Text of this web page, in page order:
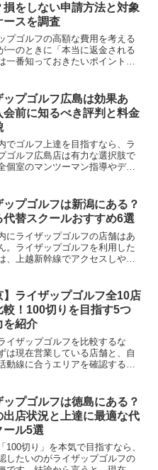
損をしない申請方法と対象
ースを調査
プゴルフの高額な費用を考える
一のときに「本当に返金される
一番知っておきたいポイント。
ザップゴルフの返金制度の要点
スンから30日...
ップゴルフ広島は効果あ
会前に知るべき評判と料金
でゴルフ上達を目指すなら、ラ
ゴルフ広島店は有力な選択肢で
個室のマンツーマン指導やデー
プゴルフ広島店の要点広島店は
区上八丁堀にある...
ップゴルフは新潟にある？
代替スクールおすすめ6選
にライザップゴルフの店舗はあ
。ライザップゴルフを利用した
、上越新幹線でアクセスしやす
100切りやベスト更新を本気で狙
イザップゴル...
】ライザップゴルフ全10店
較！100切りを目指す5つ
を紹介
イザップゴルフを比較するな
は現在営業している店舗と、自
動線に合うエリアを確認するこ
木・三田・日本橋・銀座・立川
舗です。どの店舗も完...
ップゴルフは徳島にある？
出店状況と上達に最適な代
ール5選
100切り」を本気で目指すなら、
したいのがライザップゴルフの